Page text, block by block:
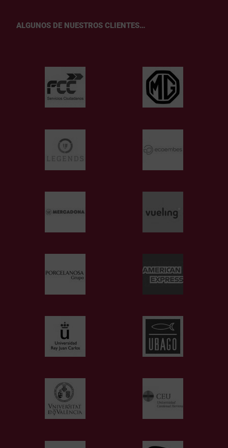
ALGUNOS DE NUESTROS CLIENTES…